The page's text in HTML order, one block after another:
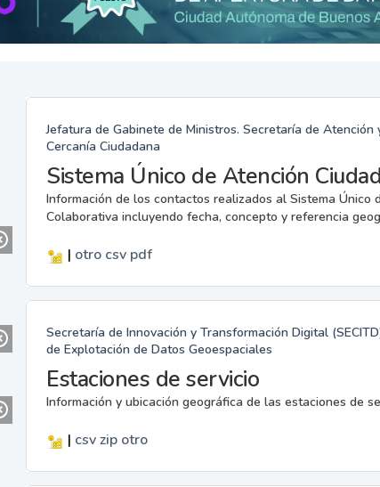
Jefatura de Gabinete de Ministros. Secretaría de
Cercanía Ciudadana
Sistema Único de Atención
Información de los contactos realizados al Sistema Único
Colaborativa incluyendo fecha, concepto y referencia
| otro csv pdf
Secretaría de Innovación y Transformación Digital
de Explotación de Datos Geoespaciales
Estaciones de servicio
Información y ubicación geográfica de las estaciones de
| csvzip otro